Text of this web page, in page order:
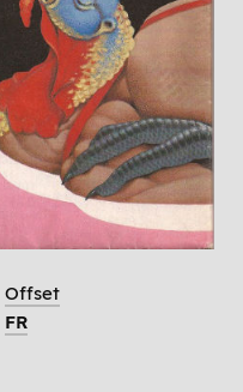
Offset
FR